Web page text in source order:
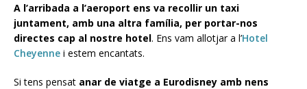
A l’arribada a l’aeroport ens va recollir un taxi
juntament, amb una altra família, per portar-nos
directes cap al nostre hotel. Ens vam allotjar a l’Hotel
Cheyenne i estem encantats.
Si tens pensat anar de viatge a Eurodisney amb nens